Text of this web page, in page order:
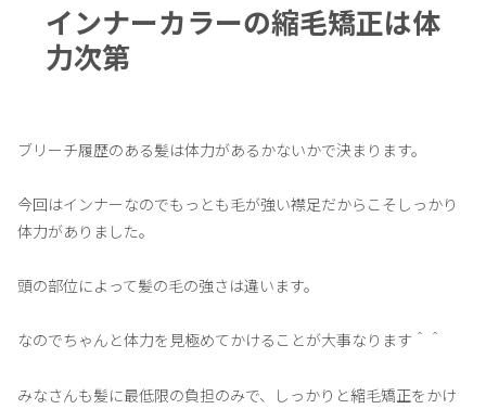
インナーカラーの縮毛矯正は体
力次第
ブリーチ履歴のある髪は体力があるかないかで決まります。
今回はインナーなのでもっとも毛が強い襟足だからこそしっかり
体力がありました。
頭の部位によって髪の毛の強さは違います。
なのでちゃんと体力を見極めてかけることが大事なります＾＾
みなさんも髪に最低限の負担のみで、しっかりと縮毛矯正をかけ